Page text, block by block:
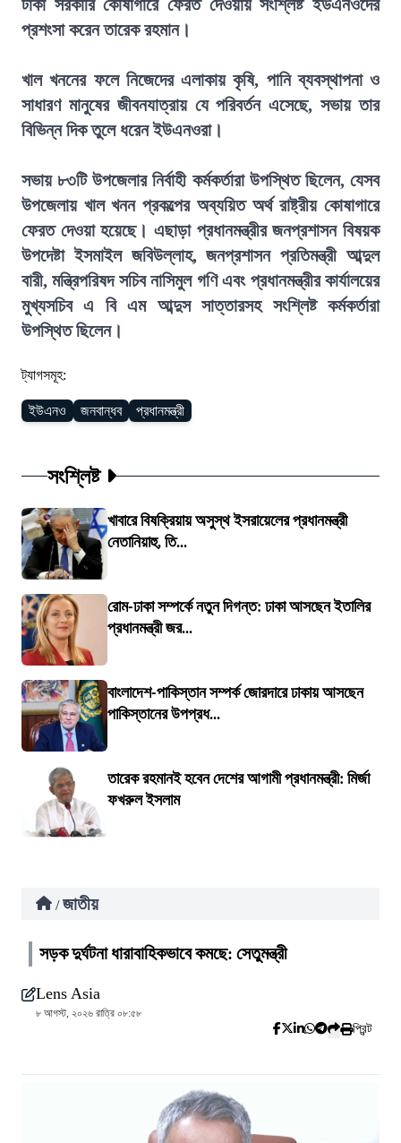
টাকা সরকারি কোষাগারে ফেরত দেওয়ায় সংশ্লিষ্ট ইউএনওদের
প্রশংসা করেন তারেক রহমান।
খাল খননের ফলে নিজেদের এলাকায় কৃষি, পানি ব্যবস্থাপনা ও
সাধারণ মানুষের জীবনযাত্রায় যে পরিবর্তন এসেছে, সভায় তার
বিভিন্ন দিক তুলে ধরেন ইউএনওরা।
সভায় ৮৩টি উপজেলার নির্বাহী কর্মকর্তারা উপস্থিত ছিলেন, যেসব
উপজেলায় খাল খনন প্রকল্পের অব্যয়িত অর্থ রাষ্ট্রীয় কোষাগারে
ফেরত দেওয়া হয়েছে। এছাড়া প্রধানমন্ত্রীর জনপ্রশাসন বিষয়ক
উপদেষ্টা ইসমাইল জবিউল্লাহ, জনপ্রশাসন প্রতিমন্ত্রী আব্দুল
বারী, মন্ত্রিপরিষদ সচিব নাসিমুল গণি এবং প্রধানমন্ত্রীর কার্যালয়ের
মুখ্যসচিব এ বি এম আব্দুস সাত্তারসহ সংশ্লিষ্ট কর্মকর্তারা
উপস্থিত ছিলেন।
ট্যাগসমূহ:
ইউএনও জনবান্ধব প্রধানমন্ত্রী
সংশ্লিষ্ট
খাবারে বিষক্রিয়ায় অসুস্থ ইসরায়েলের প্রধানমন্ত্রী
নেতানিয়াহু, তি...
রোম-ঢাকা সম্পর্কে নতুন দিগন্ত: ঢাকা আসছেন ইতালির
প্রধানমন্ত্রী জর...
বাংলাদেশ-পাকিস্তান সম্পর্ক জোরদারে ঢাকায় আসছেন
পাকিস্তানের উপপ্রধ...
তারেক রহমানই হবেন দেশের আগামী প্রধানমন্ত্রী: মির্জা
ফখরুল ইসলাম
/ জাতীয়
সড়ক দুর্ঘটনা ধারাবাহিকভাবে কমছে: সেতুমন্ত্রী
Lens Asia
৮ আগস্ট, ২০২৬ রাত্রি ০৮:৫৮
প্রিন্ট